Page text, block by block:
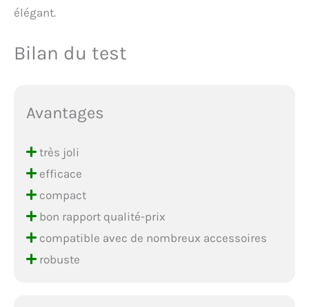
élégant.
Bilan du test
Avantages
très joli
efficace
compact
bon rapport qualité-prix
compatible avec de nombreux accessoires
robuste